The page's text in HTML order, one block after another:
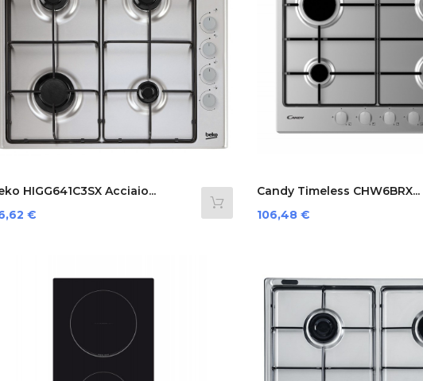
HIGG641C3SX Acciaio...
€
Candy Timeless CHW6BRX...
Prezzo
106,48 €